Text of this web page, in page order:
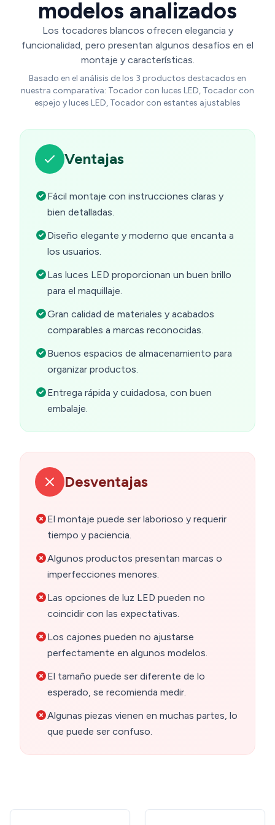
modelos analizados
Los tocadores blancos ofrecen elegancia y
funcionalidad, pero presentan algunos desafíos en el
montaje y características.
Basado en el análisis de los 3 productos destacados en
nuestra comparativa: Tocador con luces LED, Tocador con
espejo y luces LED, Tocador con estantes ajustables
Ventajas
Fácil montaje con instrucciones claras y
bien detalladas.
Diseño elegante y moderno que encanta a
los usuarios.
Las luces LED proporcionan un buen brillo
para el maquillaje.
Gran calidad de materiales y acabados
comparables a marcas reconocidas.
Buenos espacios de almacenamiento para
organizar productos.
Entrega rápida y cuidadosa, con buen
embalaje.
Desventajas
El montaje puede ser laborioso y requerir
tiempo y paciencia.
Algunos productos presentan marcas o
imperfecciones menores.
Las opciones de luz LED pueden no
coincidir con las expectativas.
Los cajones pueden no ajustarse
perfectamente en algunos modelos.
El tamaño puede ser diferente de lo
esperado, se recomienda medir.
Algunas piezas vienen en muchas partes, lo
que puede ser confuso.